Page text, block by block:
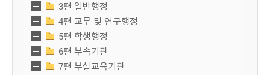
3편 일반행정
4편 교무 및 연구행정
5편 학생행정
6편 부속기관
7편 부설교육기관